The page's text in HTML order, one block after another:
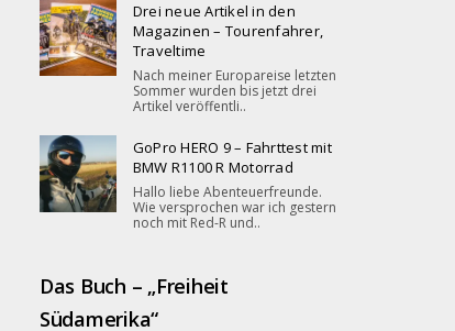
Drei neue Artikel in den
Magazinen – Tourenfahrer,
Traveltime
Nach meiner Europareise letzten
Sommer wurden bis jetzt drei
Artikel veröffentli..
GoPro HERO 9 – Fahrttest mit
BMW R1100 R Motorrad
Hallo liebe Abenteuerfreunde.
Wie versprochen war ich gestern
noch mit Red-R und..
Das Buch – „Freiheit
Südamerika“